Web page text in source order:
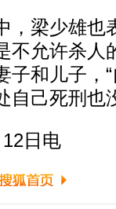
梁少雄也
不允许杀人
子和儿子，
自己死刑也
日电